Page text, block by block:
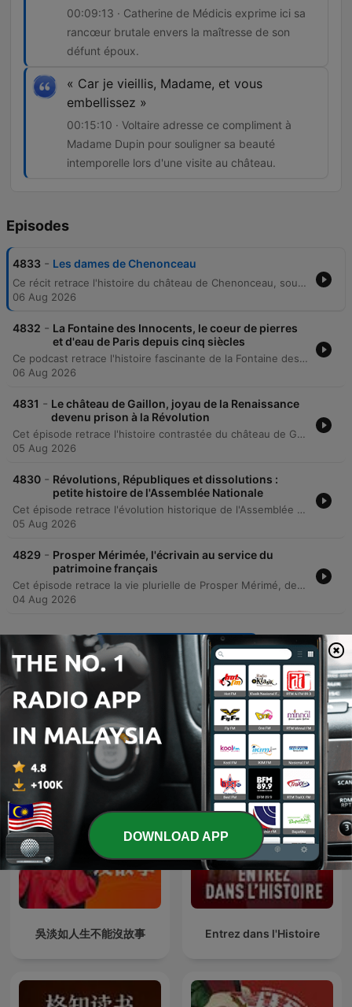
00:09:13 · Catherine de Médicis exprime ici sa
rancœur brutale envers la maîtresse de son
défunt époux.
« Car je vieillis, Madame, et vous
embellissez »
00:15:10 · Voltaire adresse ce compliment à
Madame Dupin pour souligner sa beauté
intemporelle lors d'une visite au château.
Episodes
4833 - Les dames de Chenonceau
Ce récit retrace l'histoire du château de Chenonceau, soulignant le rôle prédominant des femmes, de Catherine Brissonnet à Catherine de Médicis et Diane de Poitiers. Le programme explore les transformations architecturales du domaine, ses enjeux politiques entre rivalités de reines, ainsi que son importance stratégique jusqu'à l'époque des Lumières avec Madame Dupin. L'épisode poursuit l'évolution du château, depuis le salon intellectuel de Madame Dupin et son rôle durant la Révolution française jusqu'à sa transformation en hôpital militaire pendant la Première Guerre mondiale. Il évoque également les changements de propriétaires successifs, notamment la famille Meunier, et souligne l'importance culturelle du château comme pont entre les époques et les cultures.
06 Aug 2026
4832 - La Fontaine des Innocents, le coeur de pierres
et d'eau de Paris depuis cinq siècles
Ce podcast retrace l'histoire fascinante de la Fontaine des Innocents, véritable cœur de pierre et d'eau du quartier des Halles à Paris. Depuis sa construction en 1549 pour célébrer l'entrée du roi Henri II dans la capitale, l'édifice a traversé cinq siècles d'urbanisme, de transformations architecturales et de bouleversements sociaux. L'épisode explore le génie de Jean Goujon, sculpteur de la Renaissance dont les nymphes en bas-relief ornent encore la fontaine. Le récit voyage du XVIe siècle, marqué par la présence du cimetière des Innocents, jusqu'aux grands travaux haussmanniens et à la création de la Canopée contemporaine, témoignant de la résilience de ce monument historique face aux mutations de la ville.
06 Aug 2026
4831 - Le château de Gaillon, joyau de la Renaissance
devenu prison à la Révolution
Cet épisode retrace l'histoire contrastée du château de Gaillon, véritable joyau de la Renaissance française transformé sous l'impulsion du cardinal Georges d'Amboise. De sa fondation médiévale stratégique disputée par Richard Cœur de Lion à son apogée architecturale, le récit explore les mutations profondes du site. Le documentaire dévoile également la période sombre où ce monument prestigieux est devenu une prison et un asile. À travers des entretiens avec des historiens et conservateurs, nous découvrons les conditions de vie inhumaines de la colonie pénitentiaire pour mineurs et l'usage du château comme lieu de détention pour les condamnés aliénés.
05 Aug 2026
4830 - Révolutions, Républiques et dissolutions :
petite histoire de l'Assemblée Nationale
Cet épisode retrace l'évolution historique de l'Assemblée nationale et des institutions françaises, depuis les assemblées consultatives du Moyen Âge jusqu'à la Cinquième République. L'historien Éric Anceau détaille les transformations institutionnelles liées aux révolutions et aux changements de régimes, soulignant la lutte pour le pouvoir entre l'exécutif et le législatif. Le récit explore également la transition de la fin de la Troisième République et du régime de Vichy vers la mise en place de la Cinquième République par De Gaulle et Michel Debré. L'expert explique les mécanismes de pouvoir fondamentaux, notamment l'élection du président au suffrage universel direct en 1962 et le droit de dissolution.
05 Aug 2026
4829 - Prosper Mérimée, l'écrivain au service du
patrimoine français
Cet épisode retrace la vie plurielle de Prosper Mérimé, de sa formation littéraire à son rôle crucial d'inspecteur général des monuments historiques sous le Second Empire. L'enquête explore ses multiples facettes : l'ambition de l'immortel pour l'Académie française, son influence auprès de la cour impériale de Napoléon III et sa méthode pionnière de conservation du patrimoine français. Le récit aborde également la fin de vie de l'écrivain, marquée par le déclin de sa créativité face à sa vie de courtisan et le désespoir lié à la chute de l'Empire. Enfin, l'épisode évoque l'héritage tragique de ses archives détruites par un incendie ainsi que l'importance culturelle de son œuvre, illustrée par une exposition au château de Compiègne.
04 Aug 2026
Show more episodes
More History podcasts
See all
吳淡如人生不能沒故事 Entrez dans l'Histoire
DOWNLOAD APP